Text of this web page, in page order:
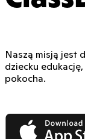
Naszą misją jest
dziecku
pokocha.
App Store